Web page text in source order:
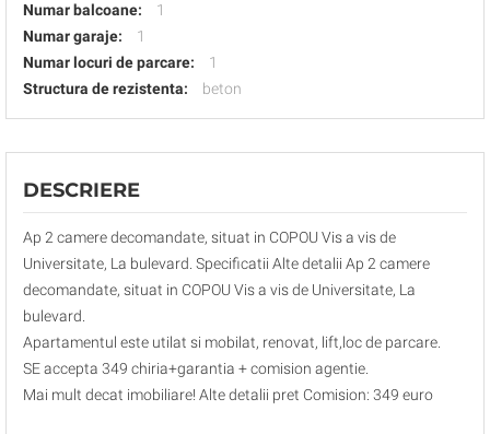
Numar balcoane:
1
Numar garaje:
1
Numar locuri de parcare:
1
Structura de rezistenta:
beton
DESCRIERE
Ap 2 camere decomandate, situat in COPOU Vis a vis de
Universitate, La bulevard. Specificatii Alte detalii Ap 2 camere
decomandate, situat in COPOU Vis a vis de Universitate, La
bulevard.
Apartamentul este utilat si mobilat, renovat, lift,loc de parcare.
SE accepta 349 chiria+garantia + comision agentie.
Mai mult decat imobiliare! Alte detalii pret Comision: 349 euro